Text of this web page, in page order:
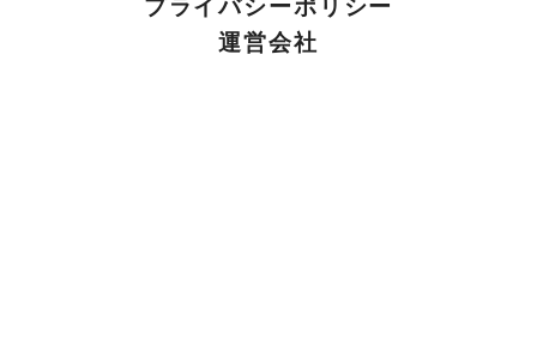
プライバシーポリシー
運営会社